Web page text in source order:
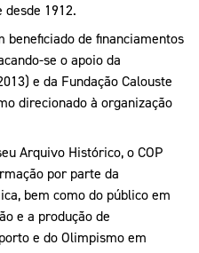
1912.
beneficiado de financiamentos
se o apoio da
e da Fundação Calouste
direcionado à organização
Arquivo Histórico, o COP
por parte da
bem como do público em
e a produção de
e do Olimpismo em